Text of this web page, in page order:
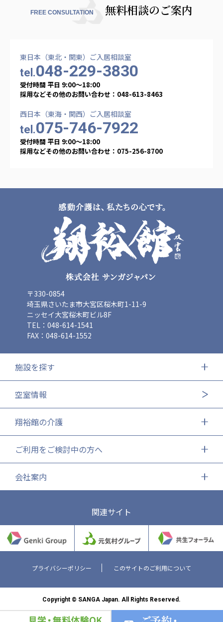
FREE CONSULTATION 無料相談のご案内
東日本（東北・関東）ご入居相談室
tel.048-229-3830
受付時間 平日 9:00〜18:00
採用などその他のお問い合わせ：048-613-8463
西日本（東海・関西）ご入居相談室
tel.075-746-7922
受付時間 平日 9:00〜18:00
採用などその他のお問い合わせ：075-256-8700
〒330-0854
埼玉県さいたま市大宮区桜木町1-11-9
ニッセイ大宮桜木町ビル8F
TEL：048-614-1541
FAX：048-614-1552
施設を探す
空室情報
翔裕館の介護
ご利用をご検討中の方へ
会社案内
関連サイト
プライバシーポリシー このサイトのご利用について
Copyright © SANGA Japan. All Rights Reserved.